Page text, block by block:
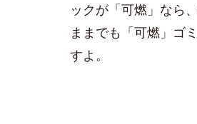
ックが「可燃」なら
ままでも「可燃」ゴ
すよ。